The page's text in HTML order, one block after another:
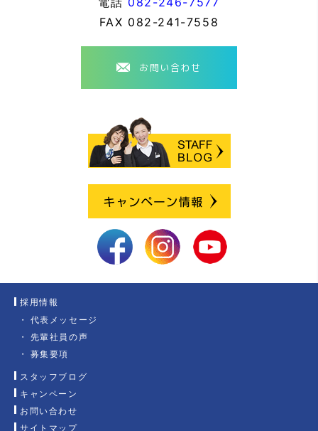
FAX 082-241-7558
お問い合わせ
採用情報
代表メッセージ
先輩社員の声
募集要項
スタッフブログ
キャンペーン
お問い合わせ
サイトマップ